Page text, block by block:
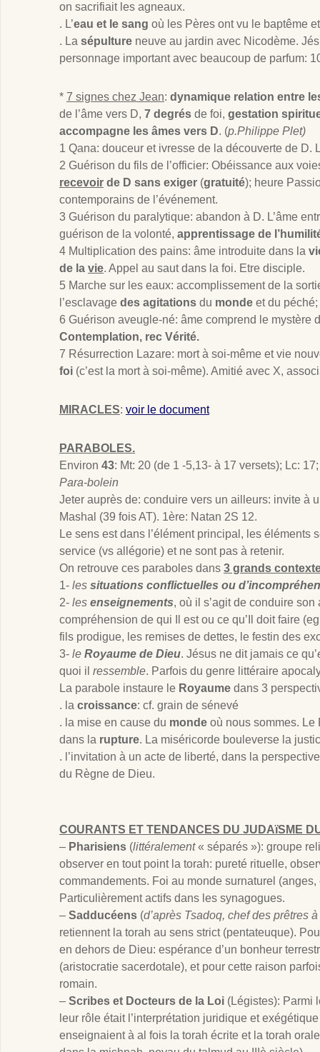
on sacrifiait les agneaux.
. L’eau et le sang où les Pères ont vu le baptême
. La sépulture neuve au jardin avec Nicodème.
personnage important avec beaucoup de parfum:
* 7 signes chez Jean: dynamique relation entre
de l’âme vers D, 7 degrés de foi, gestation
accompagne les âmes vers D. (p.Philippe Plet)
1 Qana: douceur et ivresse de la découverte de D.
2 Guérison du fils de l’officier: Obéissance aux
recevoir de D sans exiger (gratuité); heure
contemporains de l’événement.
3 Guérison du paralytique: abandon à D. L’âme
guérison de la volonté, apprentissage de
4 Multiplication des pains: âme introduite dans la
de la vie. Appel au saut dans la foi. Etre disciple.
5 Marche sur les eaux: accomplissement de la
l’esclavage des agitations du monde et du
6 Guérison aveugle-né: âme comprend le mystère
Contemplation, rec Vérité.
7 Résurrection Lazare: mort à soi-même et vie
foi (c’est la mort à soi-même). Amitié avec X,
MIRACLES: voir le document
PARABOLES.
Environ 43: Mt: 20 (de 1 -5,13- à 17 versets); Lc:
Para-bolein
Jeter auprès de: conduire vers un ailleurs: invite à
Mashal (39 fois AT). 1ère: Natan 2S 12.
Le sens est dans l’élément principal, les éléments
service (vs allégorie) et ne sont pas à retenir.
On retrouve ces paraboles dans 3 grands
1- les situations conflictuelles ou
2- les enseignements, où il s’agit de conduire
compréhension de qui Il est ou ce qu’Il doit faire
fils prodigue, les remises de dettes, le festin des
3- le Royaume de Dieu. Jésus ne dit jamais ce qu’
quoi il ressemble. Parfois du genre littéraire
La parabole instaure le Royaume dans 3
. la croissance: cf. grain de sénevé
. la mise en cause du monde où nous sommes. Le
dans la rupture. La miséricorde bouleverse la
. l’invitation à un acte de liberté, dans la
du Règne de Dieu.
COURANTS ET TENDANCES DU JUDAïSME
– Pharisiens (littéralement« séparés »): groupe
observer en tout point la torah: pureté rituelle,
commandements. Foi au monde surnaturel
Particulièrement actifs dans les synagogues.
– Sadducéens (d’après Tsadoq, chef des prêtres
retiennent la torah au sens strict (pentateuque).
en dehors de Dieu: espérance d’un bonheur
(aristocratie sacerdotale), et pour cette raison
romain.
– Scribes et Docteurs de la Loi (Légistes): Parmi
leur rôle était l’interprétation juridique et
enseignaient à al fois la torah écrite et la torah